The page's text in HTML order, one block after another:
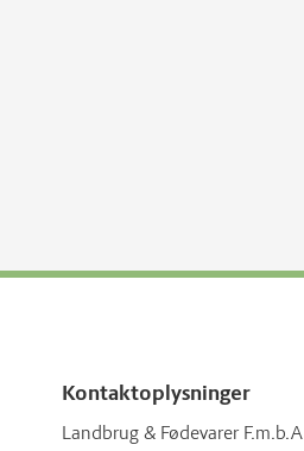
Kontaktoplysninger
Landbrug & Fødevarer F.m.b.A